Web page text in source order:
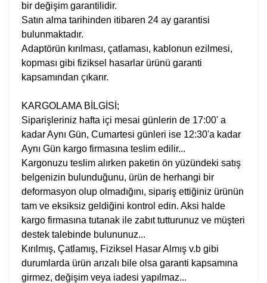
bir değişim garantilidir.
Satın alma tarihinden itibaren 24 ay garantisi
bulunmaktadır.
Adaptörün kırılması, çatlaması, kablonun ezilmesi,
kopması gibi fiziksel hasarlar ürünü garanti
kapsamından çıkarır.
KARGOLAMA BİLGİSİ;
Siparişleriniz hafta içi mesai günlerin de 17:00' a
kadar Aynı Gün, Cumartesi günleri ise 12:30'a kadar
Aynı Gün kargo firmasına teslim edilir...
Kargonuzu teslim alırken paketin ön yüzündeki satış
belgenizin bulunduğunu, ürün de herhangi bir
deformasyon olup olmadığını, sipariş ettiğiniz ürünün
tam ve eksiksiz geldiğini kontrol edin. Aksi halde
kargo firmasına tutanak ile zabıt tutturunuz ve müşteri
destek talebinde bulununuz...
Kırılmış, Çatlamış, Fiziksel Hasar Almış v.b gibi
durumlarda ürün arızalı bile olsa garanti kapsamına
girmez, değişim veya iadesi yapılmaz...